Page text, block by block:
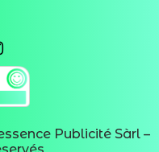
Publicité Sàrl –